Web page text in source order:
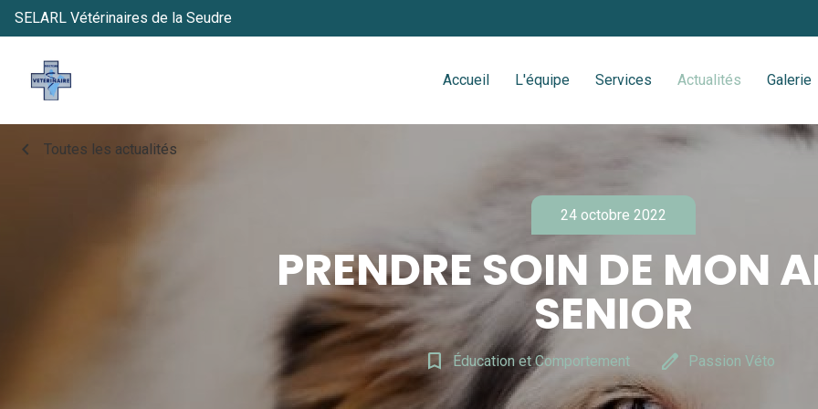
SELARL Vétérinaires de la Seudre
Accueil L'équipe Services Actualités Galerie
chevron_left Toutes les actualités
24 octobre 2022
PRENDRE SOIN DE MON
SENIOR
bookmark_border Éducation et Comportement edit Passion Véto